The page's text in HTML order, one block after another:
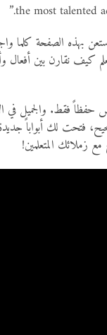
the most talented
بهذه الصفحة كلما
كيف نقارن بين أفعال
حفظاً فقط. والجميل في
فتحت لك أبواباً جديدة
زملائك المتعلمين!